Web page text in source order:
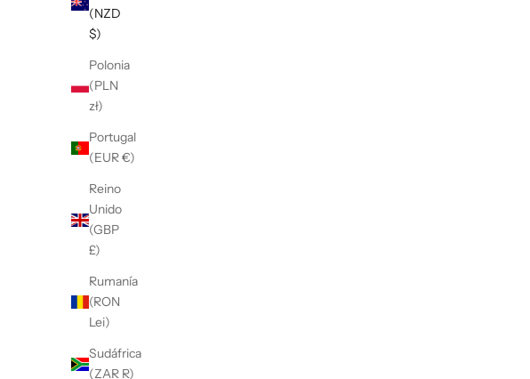
(NZD
$)
Polonia
(PLN
zł)
Portugal
(EUR €)
Reino
Unido
(GBP
£)
Rumanía
(RON
Lei)
Sudáfrica
(ZAR R)